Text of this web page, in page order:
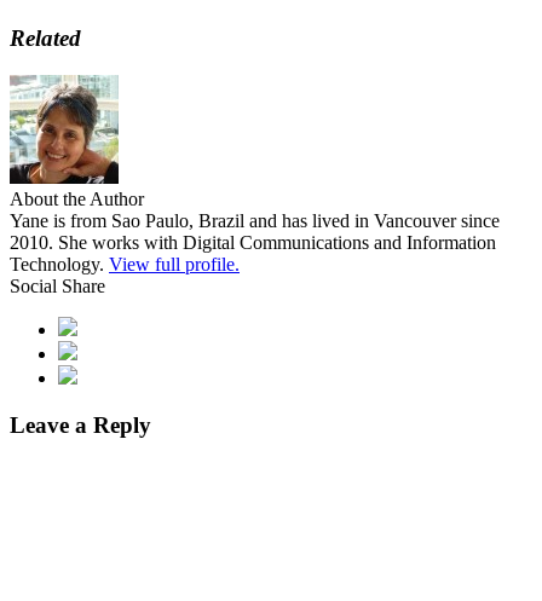
Related
About the Author
Yane is from Sao Paulo, Brazil and has lived in Vancouver since
2010. She works with Digital Communications and Information
Technology. View full profile.
Social Share
Leave a Reply